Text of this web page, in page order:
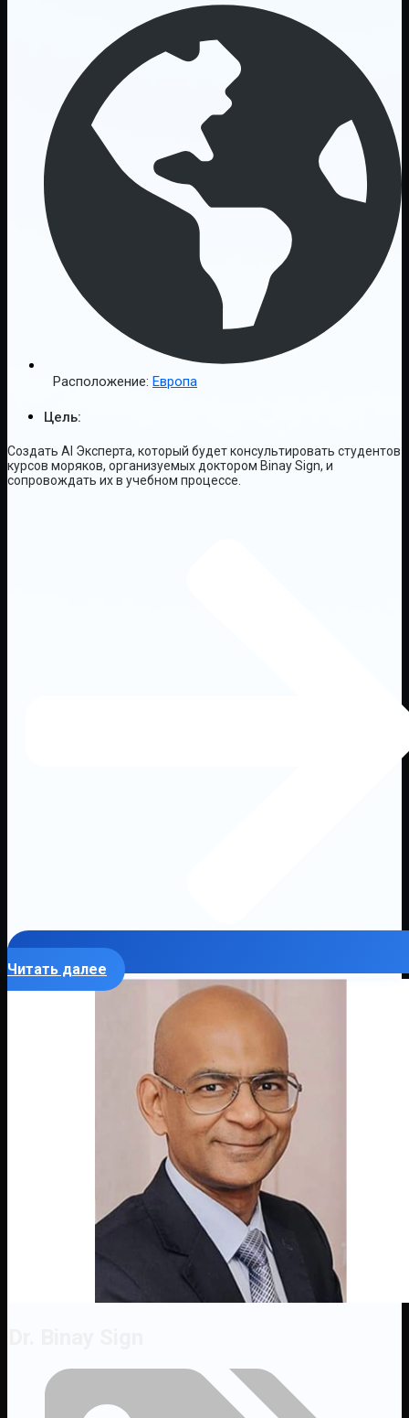
Расположение: Европа
Цель:
Создать AI Эксперта, который будет консультировать студентов
курсов моряков, организуемых доктором Binay Sign, и
сопровождать их в учебном процессе.
Читать далее